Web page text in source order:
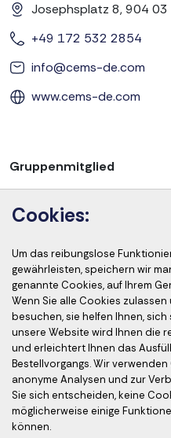
Josephsplatz 8, 904 03
+49 172 532 2854
info@cems-de.com
www.cems-de.com
Gruppenmitglied
Akkreditierung der Kurse
Akkreditierte Prüfer
Cookies:
Um das reibungslose
gewährleisten, speichern wir
genannte Cookies, auf Ihrem
Wenn Sie alle Cookies
besuchen, sie helfen Ihnen,
unsere Website wird Ihnen die
und erleichtert Ihnen das
Bestellvorgangs. Wir
anonyme Analysen und zur
Sie sich entscheiden, keine
möglicherweise einige
können.